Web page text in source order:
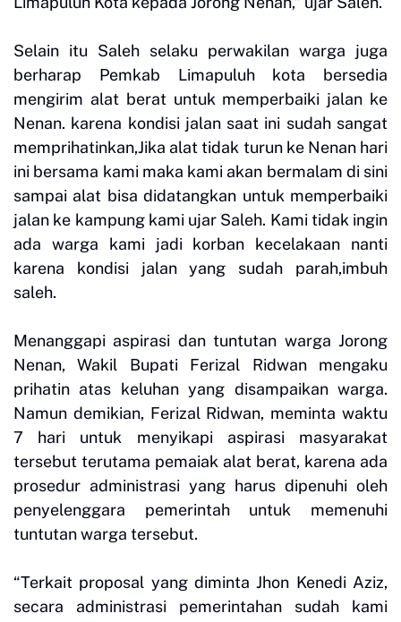
Selain itu Saleh selaku perwakilan warga juga
berharap Pemkab Limapuluh kota bersedia
mengirim alat berat untuk memperbaiki jalan ke
Nenan. karena kondisi jalan saat ini sudah sangat
memprihatinkan,Jika alat tidak turun ke Nenan hari
ini bersama kami maka kami akan bermalam di sini
sampai alat bisa didatangkan untuk memperbaiki
jalan ke kampung kami ujar Saleh. Kami tidak ingin
ada warga kami jadi korban kecelakaan nanti
karena kondisi jalan yang sudah parah,imbuh
saleh.
Menanggapi aspirasi dan tuntutan warga Jorong
Nenan, Wakil Bupati Ferizal Ridwan mengaku
prihatin atas keluhan yang disampaikan warga.
Namun demikian, Ferizal Ridwan, meminta waktu
7 hari untuk menyikapi aspirasi masyarakat
tersebut terutama pemaiak alat berat, karena ada
prosedur administrasi yang harus dipenuhi oleh
penyelenggara pemerintah untuk memenuhi
tuntutan warga tersebut.
“Terkait proposal yang diminta Jhon Kenedi Aziz,
secara administrasi pemerintahan sudah kami